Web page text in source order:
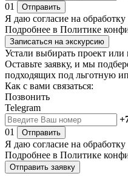
01
Отправить
Я даю согласие на
Подробнее в Политике
Записаться на экскурсию
Устали выбирать проект
Оставьте заявку, и мы
подходящих под льготную
Как с вами связаться:
Позвонить
Telegram
01
Отправить
Я даю согласие на
Подробнее в Политике
Отправить заявку